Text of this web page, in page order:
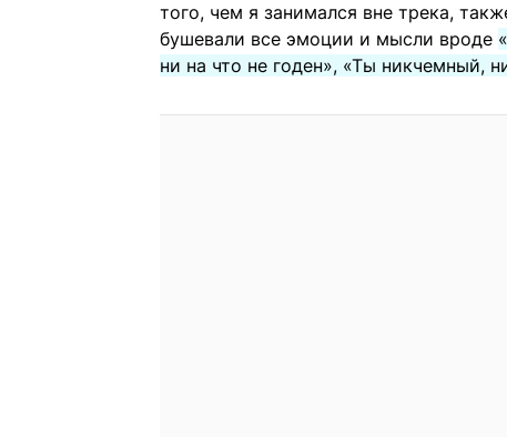
того, чем я занимался вне трека,
бушевали все эмоции и мысли вроде
ни на что не годен», «Ты никчемный,